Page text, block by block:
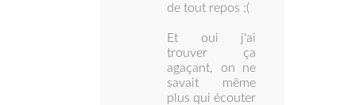
de tout repos :(
Et oui j'ai
trouver ça
agaçant, on ne
savait même
plus qui écouter